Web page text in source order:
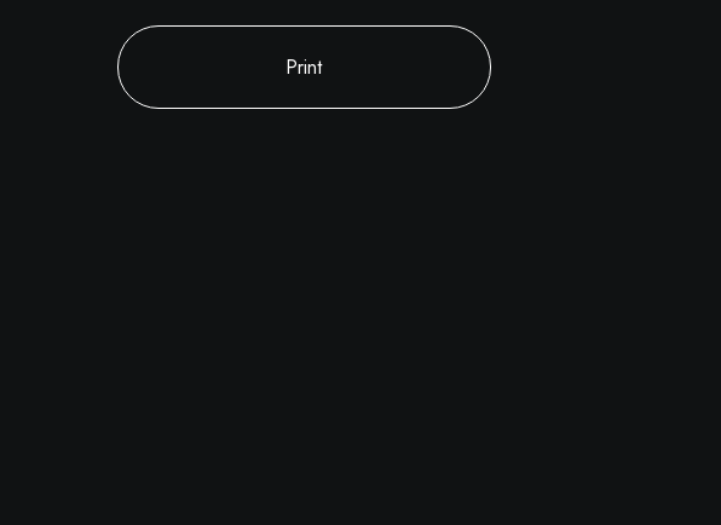
Print